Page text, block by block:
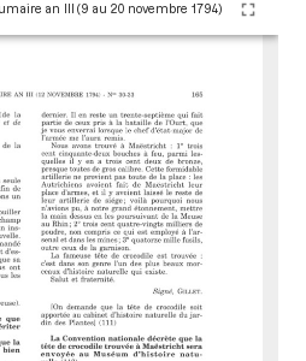
an III (9 au 20 novembre 1794)